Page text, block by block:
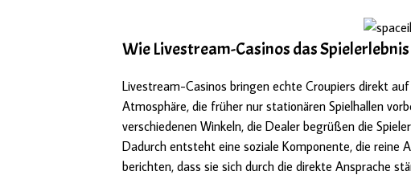
Wie Livestream-Casinos das
Livestream-Casinos bringen echte Croupiers direkt
Atmosphäre, die früher nur stationären Spielhallen
verschiedenen Winkeln, die Dealer begrüßen die
Dadurch entsteht eine soziale Komponente, die reine
berichten, dass sie sich durch die direkte Ansprache